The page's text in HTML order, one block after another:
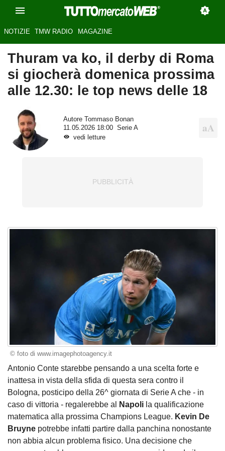
NOTIZIE TMW RADIO MAGAZINE
Thuram va ko, il derby di Roma
si giocherà domenica prossima
alle 12.30: le top news delle 18
Autore
Tommaso Bonan
11.05.2026 18:00
Serie A
vedi letture
© foto di www.imagephotoagency.it
Antonio Conte starebbe pensando a una scelta forte e
inattesa in vista della sfida di questa sera contro il
Bologna, posticipo della 26^ giornata di Serie A che - in
caso di vittoria - regalerebbe al
Napoli la qualificazione
matematica alla prossima Champions League. Kevin De
Bruyne potrebbe infatti partire dalla panchina nonostante
non abbia alcun problema fisico. Una decisione che